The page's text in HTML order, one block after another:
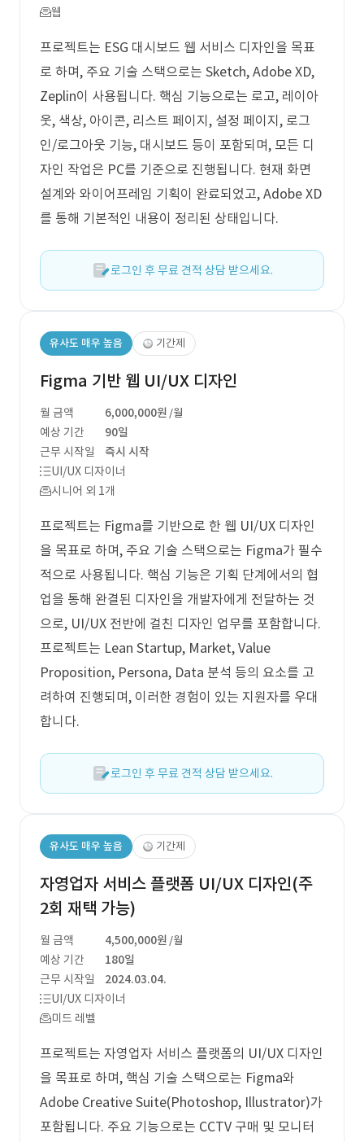
웹
프로젝트는 ESG 대시보드 웹 서비스 디자인을 목표
로 하며, 주요 기술 스택으로는 Sketch, Adobe XD,
Zeplin이 사용됩니다. 핵심 기능으로는 로고, 레이아
웃, 색상, 아이콘, 리스트 페이지, 설정 페이지, 로그
인/로그아웃 기능, 대시보드 등이 포함되며, 모든 디
자인 작업은 PC를 기준으로 진행됩니다. 현재 화면
설계와 와이어프레임 기획이 완료되었고, Adobe XD
를 통해 기본적인 내용이 정리된 상태입니다.
로그인 후 무료 견적 상담 받으세요.
유사도 매우 높음 기간제
Figma 기반 웹 UI/UX 디자인
월 금액 6,000,000원 /월
예상 기간
90일
근무 시작일
즉시 시작
UI/UX 디자이너
시니어 외 1개
프로젝트는 Figma를 기반으로 한 웹 UI/UX 디자인
을 목표로 하며, 주요 기술 스택으로는 Figma가 필수
적으로 사용됩니다. 핵심 기능은 기획 단계에서의 협
업을 통해 완결된 디자인을 개발자에게 전달하는 것
으로, UI/UX 전반에 걸친 디자인 업무를 포함합니다.
프로젝트는 Lean Startup, Market, Value
Proposition, Persona, Data 분석 등의 요소를 고
려하여 진행되며, 이러한 경험이 있는 지원자를 우대
합니다.
로그인 후 무료 견적 상담 받으세요.
유사도 매우 높음 기간제
자영업자 서비스 플랫폼 UI/UX 디자인(주
2회 재택 가능)
월 금액 4,500,000원 /월
예상 기간
180일
근무 시작일
2024.03.04.
UI/UX 디자이너
미드 레벨
프로젝트는 자영업자 서비스 플랫폼의 UI/UX 디자인
을 목표로 하며, 핵심 기술 스택으로는 Figma와
Adobe Creative Suite(Photoshop, Illustrator)가
포함됩니다. 주요 기능으로는 CCTV 구매 및 모니터